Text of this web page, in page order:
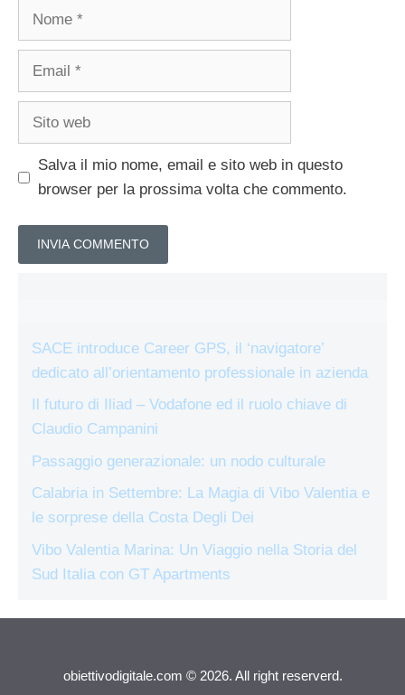
Nome
Email
Sito
Salva il mio nome, email e sito web in questo
browser per la prossima volta che commento.
SACE introduce Career GPS, il ‘navigatore’
dedicato all’orientamento professionale in azienda
Il futuro di Iliad – Vodafone ed il ruolo chiave di
Claudio Campanini
Passaggio generazionale: un nodo culturale
Calabria in Settembre: La Magia di Vibo Valentia e
le sorprese della Costa Degli Dei
Vibo Valentia Marina: Un Viaggio nella Storia del
Sud Italia con GT Apartments
obiettivodigitale.com © 2026. All right reserverd.